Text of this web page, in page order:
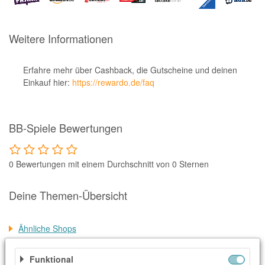
apodiscounter
OTTO Office
Udemy
Pets Deli
SNIPES
Click & Boat
XXXLutz
Weitere Informationen
Erfahre mehr über Cashback, die Gutscheine und deinen
Einkauf hier: https://rewardo.de/faq
BB-Spiele Bewertungen
0 Bewertungen mit einem Durchschnitt von 0 Sternen
Deine Themen-Übersicht
Ähnliche Shops
Weitere Informationen
Funktional